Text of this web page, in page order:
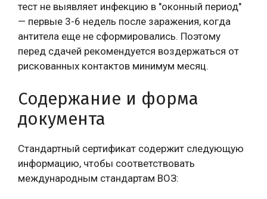
тест не выявляет инфекцию в "оконный период"
— первые 3-6 недель после заражения, когда
антитела еще не сформировались. Поэтому
перед сдачей рекомендуется воздержаться от
рискованных контактов минимум месяц.
Содержание и форма
документа
Стандартный сертификат содержит следующую
информацию, чтобы соответствовать
международным стандартам ВОЗ: